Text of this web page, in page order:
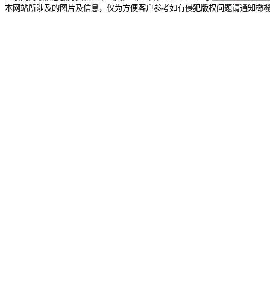
本网站所涉及的图片及信息，仅为方便客户参考如有侵犯版权问题请通知橄